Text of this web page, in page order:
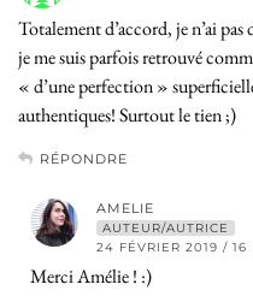
Totalement d’accord, je n’ai
je me suis parfois retrouvé
« d’une perfection »
authentiques! Surtout le tien ;)
RÉPONDRE
AMELIE
AUTEUR/AUTRICE
24 FÉVRIER 2019 /
Merci Amélie ! :)